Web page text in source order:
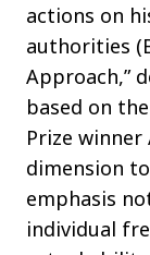
actions on
authorities
Approach,”
based on
Prize
dimension
emphasis
individual